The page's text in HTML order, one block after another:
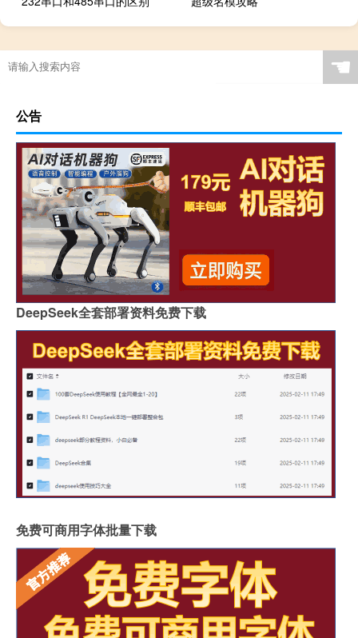
☚
公告
DeepSeek全套部署资料免费下载
免费可商用字体批量下载